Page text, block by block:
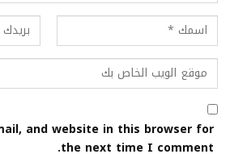
and website in this browser for
the next time I comment.